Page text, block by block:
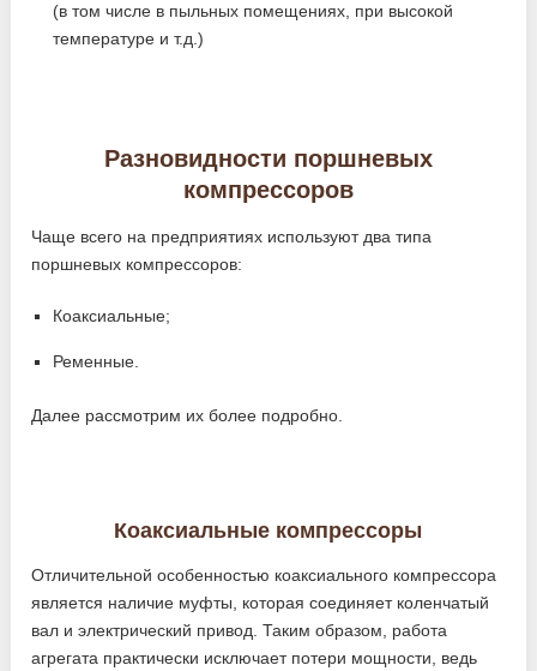
(в том числе в пыльных помещениях, при высокой
температуре и т.д.)
Разновидности поршневых
компрессоров
Чаще всего на предприятиях используют два типа
поршневых компрессоров:
Коаксиальные;
Ременные.
Далее рассмотрим их более подробно.
Коаксиальные компрессоры
Отличительной особенностью коаксиального компрессора
является наличие муфты, которая соединяет коленчатый
вал и электрический привод. Таким образом, работа
агрегата практически исключает потери мощности, ведь